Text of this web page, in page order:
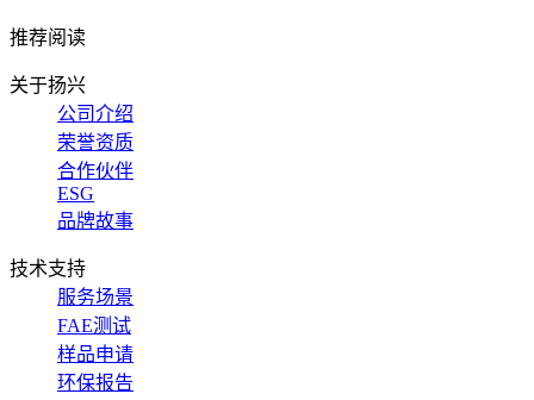
推荐阅读
关于扬兴
公司介绍
荣誉资质
合作伙伴
ESG
品牌故事
技术支持
服务场景
FAE测试
样品申请
环保报告